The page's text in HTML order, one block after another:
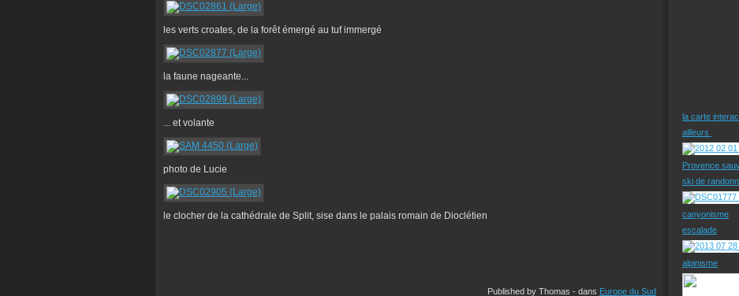
les verts croates, de la forêt émergé au tuf immergé
la faune nageante...
... et volante
photo de Lucie
le clocher de la cathédrale de Split, sise dans le palais romain de Dioclétien
Published by Thomas - dans Europe du Sud
la carte
ailleurs
Provence
ski de
canyonisme
escalade
alpinisme